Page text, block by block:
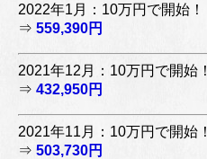
2022年1月：10万円で開始！
⇒ 559,390円
2021年12月：10万円で開始！
⇒ 432,950円
2021年11月：10万円で開始！
⇒ 503,730円